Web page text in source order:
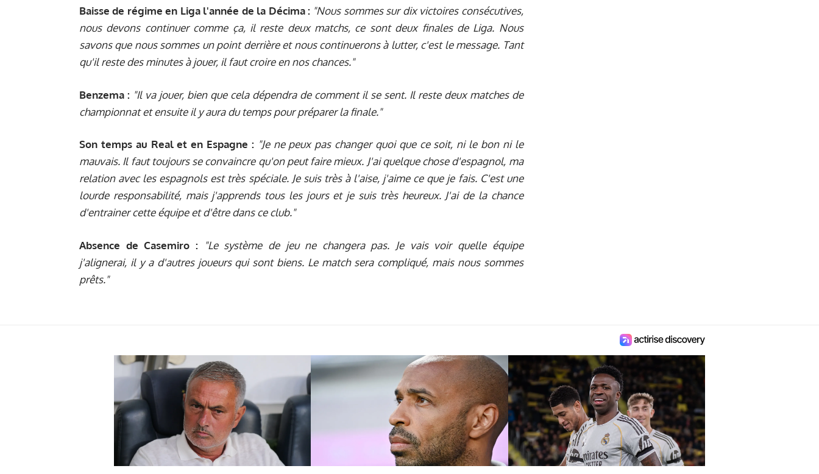
Baisse de régime en Liga l'année de la Décima : "Nous sommes sur dix victoires consécutives,
nous devons continuer comme ça, il reste deux matchs, ce sont deux finales de Liga. Nous
savons que nous sommes un point derrière et nous continuerons à lutter, c'est le message. Tant
qu'il reste des minutes à jouer, il faut croire en nos chances."
Benzema : "Il va jouer, bien que cela dépendra de comment il se sent. Il reste deux matches de
championnat et ensuite il y aura du temps pour préparer la finale."
Son temps au Real et en Espagne : "Je ne peux pas changer quoi que ce soit, ni le bon ni le
mauvais. Il faut toujours se convaincre qu'on peut faire mieux. J'ai quelque chose d'espagnol, ma
relation avec les espagnols est très spéciale. Je suis très à l'aise, j'aime ce que je fais. C'est une
lourde responsabilité, mais j'apprends tous les jours et je suis très heureux. J'ai de la chance
d'entrainer cette équipe et d'être dans ce club."
Absence de Casemiro :
"Le système de jeu ne changera pas. Je vais voir quelle équipe
j'alignerai, il y a d'autres joueurs qui sont biens. Le match sera compliqué, mais nous sommes
prêts."